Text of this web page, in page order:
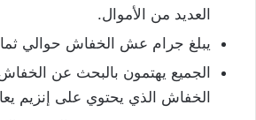
العديد من الأموال.
يبلغ جرام عش الخفاش حوالي
الجميع يهتمون بالبحث عن
الخفاش الذي يحتوي على إنزيم